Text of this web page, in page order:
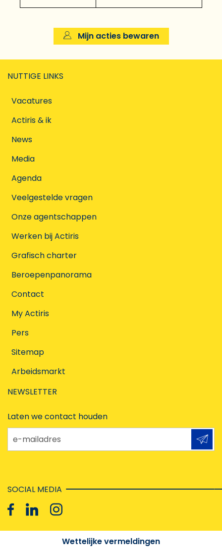
Mijn acties bewaren
NUTTIGE LINKS
Vacatures
Actiris & ik
News
Media
Agenda
Veelgestelde vragen
Onze agentschappen
Werken bij Actiris
Grafisch charter
Beroepenpanorama
Contact
My Actiris
Pers
Sitemap
Arbeidsmarkt
NEWSLETTER
Laten we contact houden
e-mailadres
SOCIAL MEDIA
Wettelijke vermeldingen